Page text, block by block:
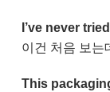
I’ve never
이건 처음 보는
This